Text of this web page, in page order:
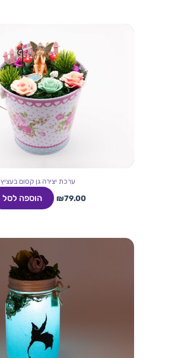
ערכת יצירה גן קסום בעציץ
₪79.00 הוספה לסל